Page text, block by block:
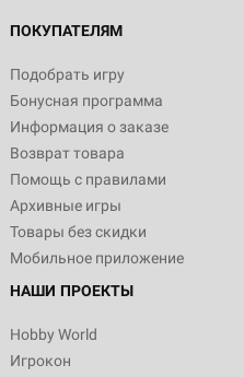
ПОКУПАТЕЛЯМ
Подобрать игру
Бонусная программа
Информация о заказе
Возврат товара
Помощь с правилами
Архивные игры
Товары без скидки
Мобильное приложение
НАШИ ПРОЕКТЫ
Hobby World
Игрокон